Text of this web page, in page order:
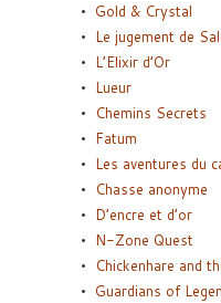
Gold & Crystal
Le jugement de
L’Elixir d’Or
Lueur
Chemins Secrets
Fatum
Les aventures du
Chasse anonyme
D’encre et d’or
N-Zone Quest
Chickenhare and
Guardians of